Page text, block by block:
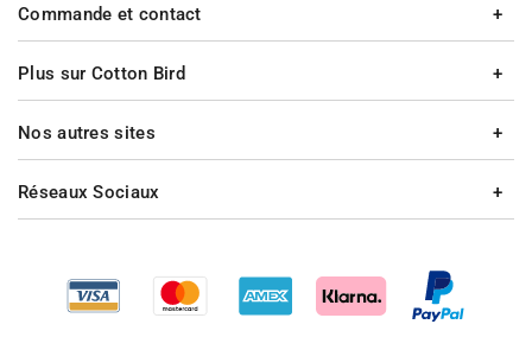
Commande et contact
Plus sur Cotton Bird
Nos autres sites
Réseaux Sociaux